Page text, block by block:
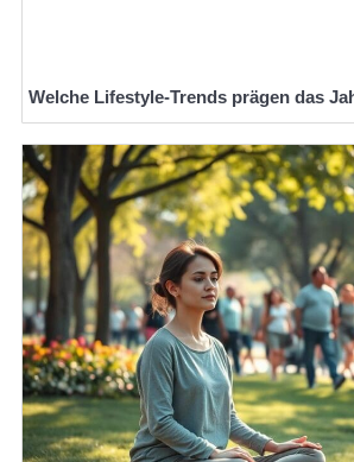
Welche Lifestyle-Trends prägen das